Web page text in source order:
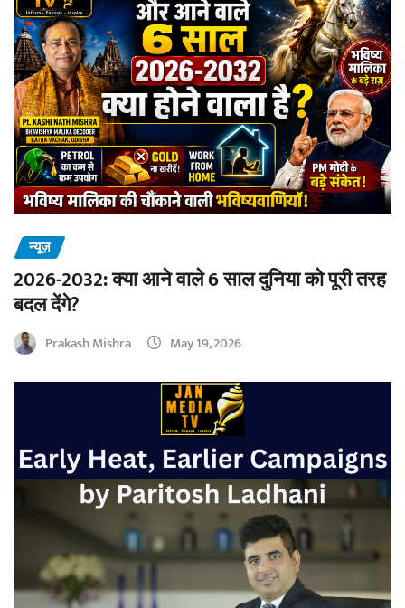
न्यूज़
2026-2032: क्या आने वाले 6 साल दुनिया को पूरी तरह
बदल देंगे?
Prakash Mishra May 19, 2026